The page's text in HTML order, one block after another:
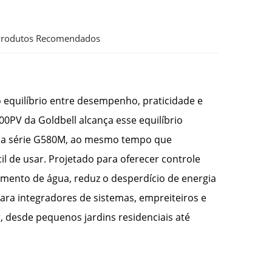
Recomendados
entre desempenho, praticidade e
da Goldbell alcança esse equilíbrio
série G580M, ao mesmo tempo que
de usar. Projetado para oferecer controle
de água, reduz o desperdício de energia
integradores de sistemas, empreiteiros e
pequenos jardins residenciais até